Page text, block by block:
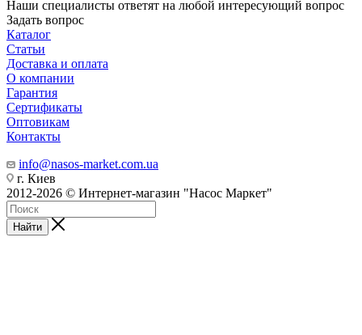
Наши специалисты ответят на любой интересующий вопрос
Задать вопрос
Каталог
Статьи
Доставка и оплата
О компании
Гарантия
Сертификаты
Оптовикам
Контакты
info@nasos-market.com.ua
г. Киев
2012-2026 © Интернет-магазин "Насос Маркет"
Найти